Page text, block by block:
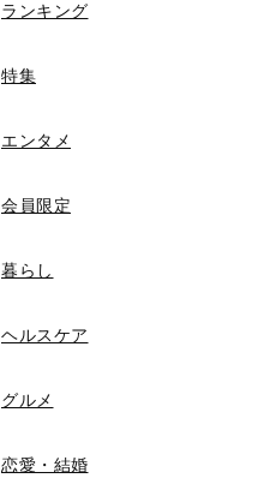
ランキング
特集
エンタメ
会員限定
暮らし
ヘルスケア
グルメ
恋愛・結婚